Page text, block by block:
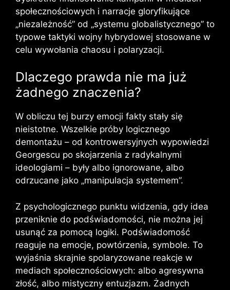
społecznościowych i narracje gloryfikujące
„niezależność” od „systemu globalistycznego” to
typowe taktyki wojny hybrydowej stosowane w
celu wywołania chaosu i polaryzacji.
Dlaczego prawda nie ma już
żadnego znaczenia?
W obliczu tej burzy emocji fakty stały się
nieistotne. Wszelkie próby logicznego
demontażu – od kontrowersyjnych wypowiedzi
Georgescu po skojarzenia z radykalnymi
ideologiami – były albo ignorowane, albo
odrzucane jako „manipulacja systemem”.
Z psychologicznego punktu widzenia, gdy idea
przeniknie do podświadomości, nie można jej
usunąć za pomocą logiki. Podświadomość
reaguje na emocje, powtórzenia, symbole. To
wyjaśnia skrajnie spolaryzowane reakcje w
mediach społecznościowych: albo agresywna
złość, albo mistyczny entuzjazm. Żadnych